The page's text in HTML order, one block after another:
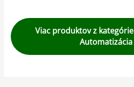
Viac produktov z
Automatizácia